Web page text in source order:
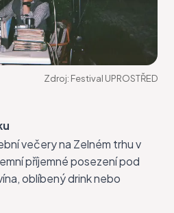
Zdroj: Festival UPROSTŘED
večeryna Zelném trhu v
příjemné posezení pod
oblíbený drink nebo